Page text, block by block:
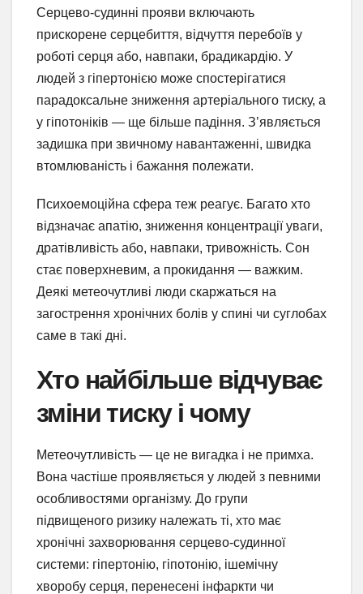
Серцево-судинні прояви включають
прискорене серцебиття, відчуття перебоїв у
роботі серця або, навпаки, брадикардію. У
людей з гіпертонією може спостерігатися
парадоксальне зниження артеріального тиску, а
у гіпотоніків — ще більше падіння. З’являється
задишка при звичному навантаженні, швидка
втомлюваність і бажання полежати.
Психоемоційна сфера теж реагує. Багато хто
відзначає апатію, зниження концентрації уваги,
дратівливість або, навпаки, тривожність. Сон
стає поверхневим, а прокидання — важким.
Деякі метеочутливі люди скаржаться на
загострення хронічних болів у спині чи суглобах
саме в такі дні.
Хто найбільше відчуває
зміни тиску і чому
Метеочутливість — це не вигадка і не примха.
Вона частіше проявляється у людей з певними
особливостями організму. До групи
підвищеного ризику належать ті, хто має
хронічні захворювання серцево-судинної
системи: гіпертонію, гіпотонію, ішемічну
хворобу серця, перенесені інфаркти чи